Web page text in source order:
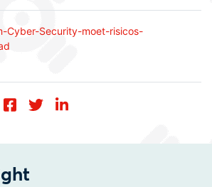
Cyber-Security-moet-risicos-